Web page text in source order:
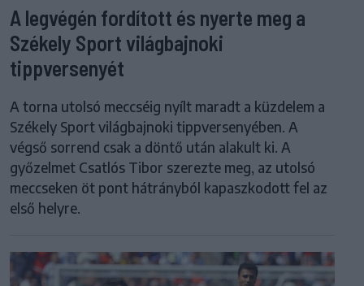
A legvégén fordított és nyerte meg a
Székely Sport világbajnoki
tippversenyét
A torna utolsó meccséig nyílt maradt a küzdelem a
Székely Sport világbajnoki tippversenyében. A
végső sorrend csak a döntő után alakult ki. A
győzelmet Csatlós Tibor szerezte meg, az utolsó
meccseken öt pont hátrányból kapaszkodott fel az
első helyre.